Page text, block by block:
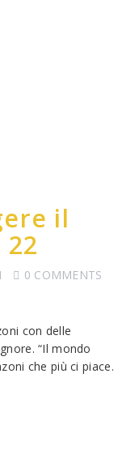
il
0 COMMENTS
con delle
“Il mondo
che più ci piace.